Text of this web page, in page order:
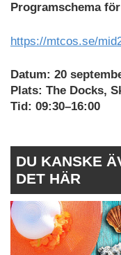
Programschema
https://mtcos.se/
Datum: 20
Plats: The Docks,
Tid: 09:30–16:00
DU KANSKE
DET HÄR